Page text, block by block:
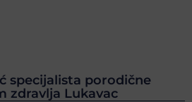
specijalista porodične
zdravlja Lukavac